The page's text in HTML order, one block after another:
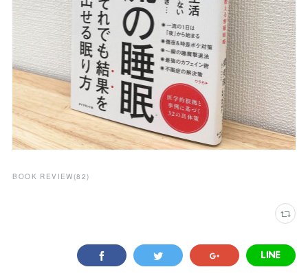
BOOK REVIEW (82)